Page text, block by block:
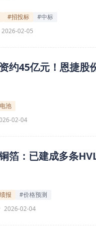
#招投标
#中标
2026-02-05
约45亿元！恩捷股
池
02-04
箔：已建成多条
报
#价格预测
2026-02-04